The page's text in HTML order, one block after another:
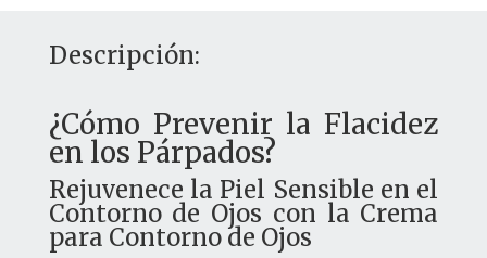
Descripción:
¿Cómo Prevenir la Flacidez
en los Párpados?
Rejuvenece la Piel Sensible en el
Contorno de Ojos con la Crema
para Contorno de Ojos